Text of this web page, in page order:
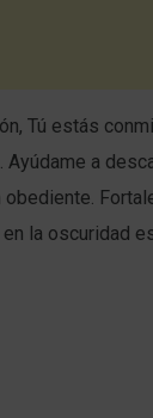
Tú estás
a
la oscuridad